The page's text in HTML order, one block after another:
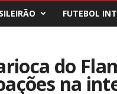
FUTEBOL
do
na